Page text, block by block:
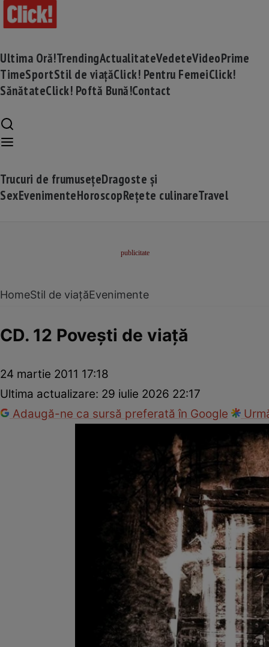
Ultima Oră!TrendingActualitateVedeteVideoPrime
TimeSportStil de viațăClick! Pentru FemeiClick!
SănătateClick! Poftă Bună!Contact
Trucuri de frumusețeDragoste și
SexEvenimenteHoroscopRețete culinareTravel
HomeStil de viațăEvenimente
CD. 12 Poveşti de viaţă
24 martie 2011 17:18
Ultima actualizare: 29 iulie 2026 22:17
Adaugă-ne ca sursă preferată în Google